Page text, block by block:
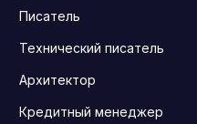
Писатель
Технический писатель
Архитектор
Кредитный менеджер